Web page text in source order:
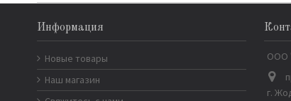
Информация
Новые товары
Наш магазин
ООО
г.